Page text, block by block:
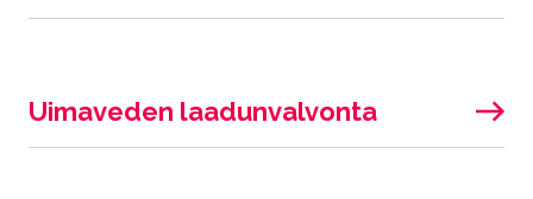
Uimaveden laadunvalvonta